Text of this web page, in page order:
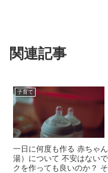
関連記事
子育て
一日に何度も作る 赤ちゃんのミルク。 そのミルク作りのお水（お
湯）について 不安はないですか？ 水道水や市販の水を、 使ってミル